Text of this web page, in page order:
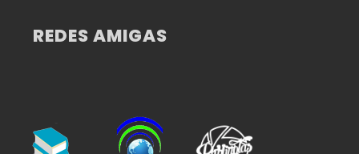
REDES AMIGAS